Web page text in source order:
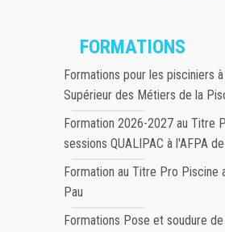
FORMATIONS
Formations pour les pisciniers
Supérieur des Métiers de la
Formation 2026-2027 au Titre
sessions QUALIPAC à l'AFPA
Formation au Titre Pro Piscine
Pau
Formations Pose et soudure